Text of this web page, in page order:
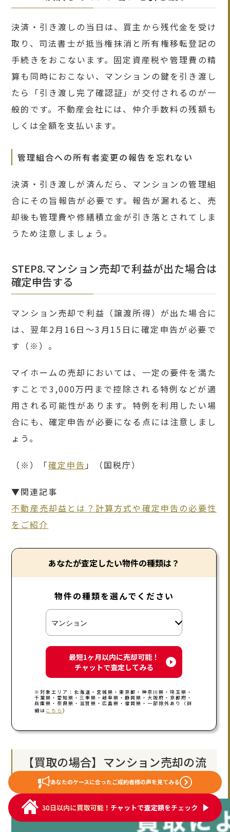
決済・引き渡しの当日は、買主から残代金を受け
取り、司法書士が抵当権抹消と所有権移転登記の
手続きをおこないます。固定資産税や管理費の精
算も同時におこない、マンションの鍵を引き渡し
たら「引き渡し完了確認証」が交付されるのが一
般的です。不動産会社には、仲介手数料の残額も
しくは全額を支払います。
管理組合への所有者変更の報告を忘れない
決済・引き渡しが済んだら、マンションの管理組
合にその旨報告が必要です。報告が漏れると、売
却後も管理費や修繕積立金が引き落とされてしま
うため注意しましょう。
STEP8.マンション売却で利益が出た場合は
確定申告する
マンション売却で利益（譲渡所得）が出た場合に
は、翌年2月16日〜3月 15日 に確定申告が必要で
す （※） 。
マイホームの売却においては、一定の要件を満た
すことで3,000万円まで控除される特例などが適
用される可能性があります。特例を利用したい場
合にも、確定申告が必要になる点には注意しまし
ょう。
（※）「確定申告 」（国税庁）
▼関連記事
不動産売却益とは？計算方式や確定申告の必要性
をご紹介
あなたが査定したい物件の種類は？
物件の種類を選んでください
最短1ヶ月以内に売却可能！
チャットで査定してみる
※対象エリア：北海道・宮城県・東京都・神奈川県・埼玉県・
千葉県・愛知県・三重県・岐阜県・静岡県・大阪府・京都府・
兵庫県・奈良県・滋賀県・広島県・福岡県・一部除外あり（詳
細は こちら）
【買取の場合】マンション売却の流
れ・期間あなたのケースに合ったご成約者様の声を見てみる